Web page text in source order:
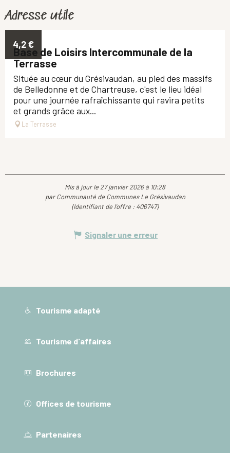
Adresse utile
4,2€
Base de Loisirs Intercommunale de la
Terrasse
Située au cœur du Grésivaudan, au pied des massifs
de Belledonne et de Chartreuse, c'est le lieu idéal
pour une journée rafraîchissante qui ravira petits
et grands grâce aux...
La Terrasse
Mis à jour le 27 janvier 2026 à 10:28
par Communauté de Communes Le Grésivaudan
(Identifiant de l'offre : 406747)
Signaler une erreur
Tourisme adapté
Tourisme d'affaires
Brochures
Offices de tourisme
Partenaires